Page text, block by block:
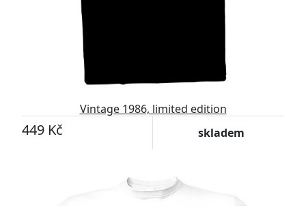
Vintage 1986, limited edition
449 Kč skladem